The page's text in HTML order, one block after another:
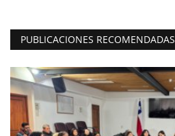
PUBLICACIONES RECOMENDADAS